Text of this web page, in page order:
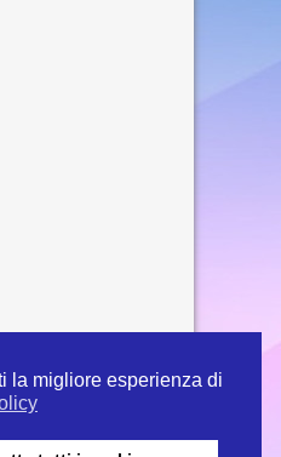
la migliore esperienza di